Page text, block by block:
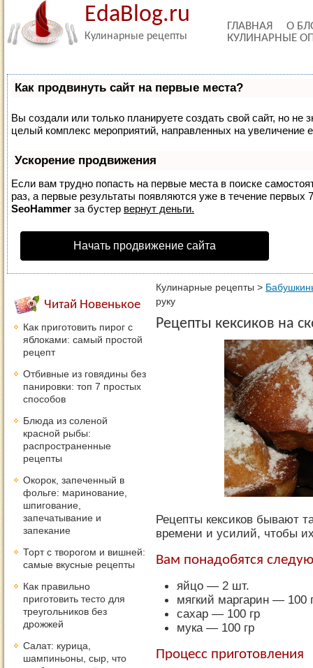
EdaBlog.ru
Кулинарные рецепты
ГЛАВНАЯ
О
КУЛИНАРНЫЕ
Как продвинуть сайт на первые места?
Вы создали или только планируете создать свой сайт, но не
целый комплекс мероприятий, направленных на увеличение
Ускорение продвижения
Если вам трудно попасть на первые места в поиске
раз, а первые результаты появляются уже в течение первых
SeoHammer за бустер вернут деньги.
Начать продвижение сайта
Кулинарные рецепты >
руку
Рецепты кексиков на
Рецепты кексиков бывают
времени и усилий, чтобы
Вам понадобятся
яйцо — 2 шт.
мягкий маргарин — 100
сахар — 100 гр
мука — 100 гр
Процесс приготовления
Читай Новенькое
Как приготовить пирог с
яблоками: самый простой
рецепт
Отбивные из говядины без
панировки: топ 7 простых
способов
Блюда из соленой
красной рыбы:
распространенные
рецепты
Окорок, запеченный в
фольге: маринование,
шпигование,
запечатывание и
запекание
Торт с творогом и вишней:
самые вкусные рецепты
Как правильно
приготовить тесто для
треугольников без
дрожжей
Салат: курица,
шампиньоны, сыр, что